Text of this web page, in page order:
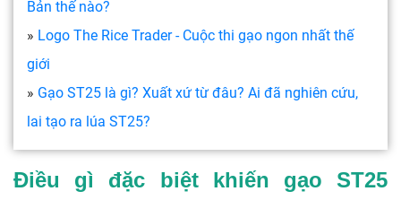
Bản thế nào?
» Logo The Rice Trader - Cuộc thi gạo ngon nhất thế
giới
» Gạo ST25 là gì? Xuất xứ từ đâu? Ai đã nghiên cứu,
lai tạo ra lúa ST25?
Điều gì đặc biệt khiến gạo ST25